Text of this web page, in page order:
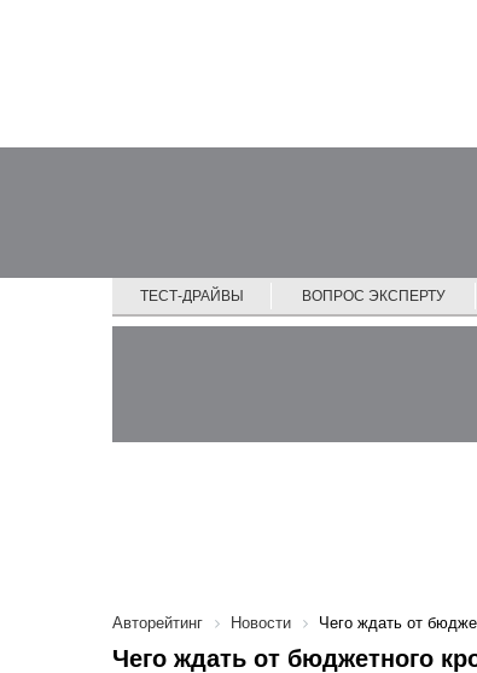
ТЕСТ-ДРАЙВЫ ВОПРОС ЭКСПЕРТУ
Авторейтинг Новости Чего ждать от
Чего ждать от бюджетного